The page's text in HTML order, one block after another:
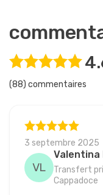
(88) commentaires
3 septembre 2025
VL
Valentina
Transfert
Cappadoce